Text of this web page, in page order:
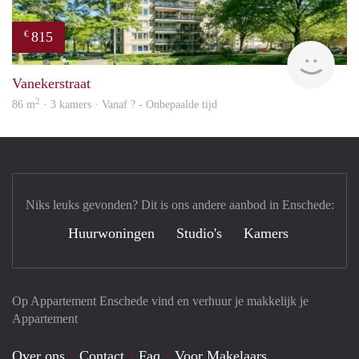
€ 815
Vanekerstraat
86 m2 · 3 kamers · Vanaf ? - Onbepaalde tijd
Op Appartement Enschede vind en verhuur je makkelijk je
Appartement
Over ons Contact Faq Voor Makelaars
Niks leuks gevonden? Dit is ons andere aanbod in Enschede:
Huurwoningen Studio's Kamers